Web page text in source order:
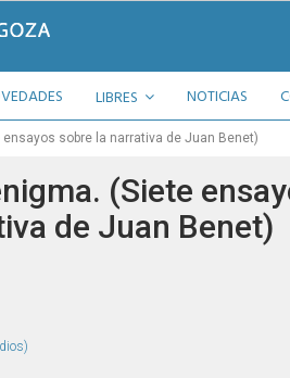
LIBRES NOTICIAS
sobre la narrativa de Juan Benet)
(Siete
de Juan Benet)